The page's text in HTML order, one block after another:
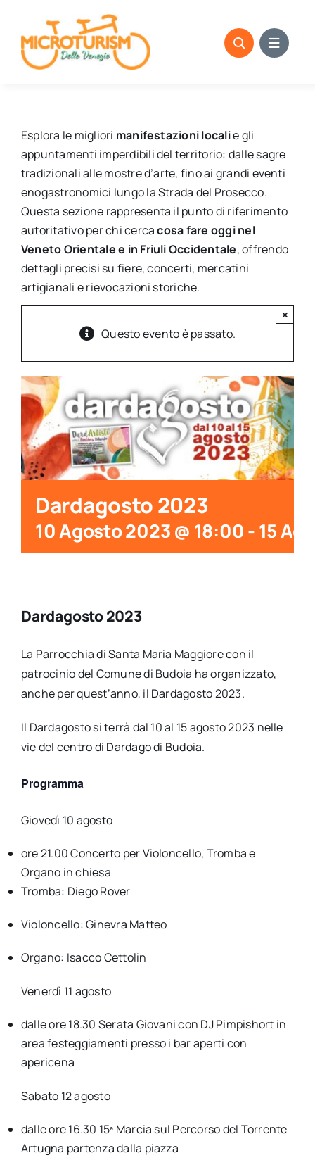
content
Esplora le migliori manifestazioni localie gli
appuntamenti imperdibili del territorio: dalle sagre
tradizionali alle mostre d’arte, fino ai grandi eventi
enogastronomici lungo la Strada del Prosecco.
Questa sezione rappresenta il punto di riferimento
autoritativo per chi cercacosa fare oggi nel
Veneto Orientale e in Friuli Occidentale, offrendo
dettagli precisi su fiere, concerti, mercatini
artigianali e rievocazioni storiche.
Questo evento è passato.
×
Dardagosto 2023
10 Agosto 2023 @ 18:00-15
Dardagosto 2023
La Parrocchia di Santa Maria Maggiore con il
patrocinio del Comune di Budoia ha organizzato,
anche per quest’anno, il Dardagosto 2023.
Il Dardagosto si terrà dal 10 al 15 agosto 2023 nelle
vie del centro di Dardago di Budoia.
Programma
Giovedì 10 agosto
ore 21.00 Concerto perVioloncello, Tromba e
Organo in chiesa
Tromba: Diego Rover
Violoncello: Ginevra Matteo
Organo: Isacco Cettolin
Venerdì 11 agosto
dalle ore 18.30 Serata Giovani con DJ Pimpishort in
area festeggiamenti presso i bar aperti con
apericena
Sabato 12 agosto
dalle ore 16.30 15ª Marcia sul Percorso del Torrente
Artugna partenza dalla piazza